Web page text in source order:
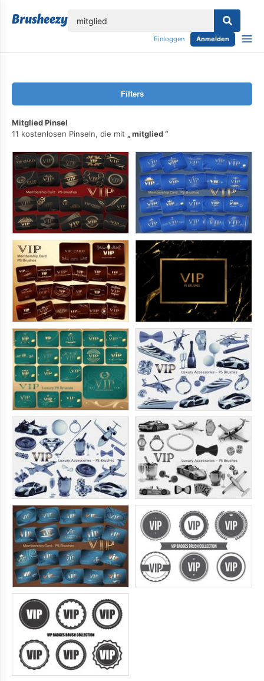
Einloggen Anmelden
Filters
Mitglied Pinsel
11 kostenlosen Pinseln, die mit
mitglied